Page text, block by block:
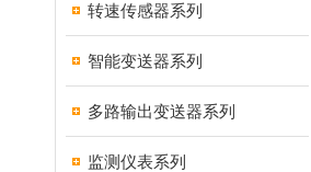
转速传感器系列
智能变送器系列
多路输出变送器系列
监测仪表系列